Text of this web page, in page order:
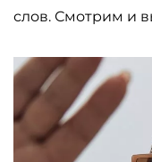
слов. Смотрим и